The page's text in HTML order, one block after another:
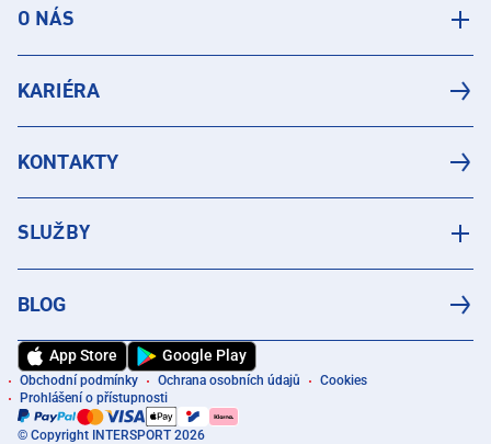
O NÁS
KARIÉRA
KONTAKTY
SLUŽBY
BLOG
App Store Google Play
Obchodní podmínky Ochrana osobních údajů
Cookies
Prohlášení o přístupnosti
© Copyright INTERSPORT 2026